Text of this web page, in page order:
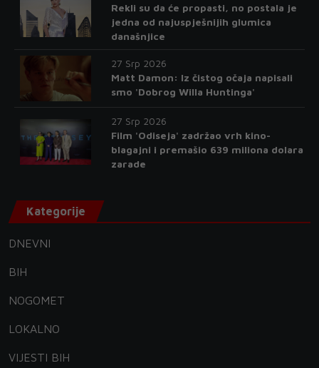
Rekli su da će propasti, no postala je
jedna od najuspješnijih glumica
današnjice
27 Srp 2026
Matt Damon: Iz čistog očaja napisali
smo 'Dobrog Willa Huntinga'
27 Srp 2026
Film 'Odiseja' zadržao vrh kino-
blagajni i premašio 639 miliona dolara
zarade
Kategorije
DNEVNI
BIH
NOGOMET
LOKALNO
VIJESTI BIH